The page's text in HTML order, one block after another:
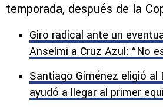
temporada, después de la
Giro radical ante un
Anselmi a Cruz Azul: “No
Santiago Giménez eligió al
ayudó a llegar al primer